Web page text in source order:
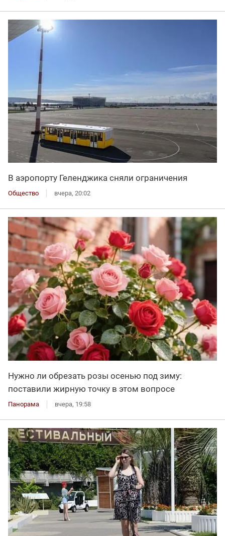
В аэропорту Геленджика сняли ограничения
Общество вчера, 20:02
Нужно ли обрезать розы осенью под зиму:
поставили жирную точку в этом вопросе
Панорама вчера, 19:58